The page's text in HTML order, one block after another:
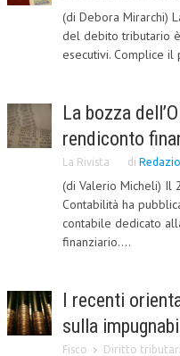
REDAZIONE
PEER REVIEW
AUTORI
COLLABORA CON NOI
CORPORATE SOCIAL
ECONOMIA DELL’ARTE
HUMAN RESOURCES
RISORSE UMANE
(di Debora Mirarchi)
del debito tributario
esecutivi. Complice
La bozza
rendiconto
La Rivista di
(di Valerio Micheli) Il
Contabilità ha
contabile dedicato
finanziario....
I recenti
sulla
Fisco Diritto